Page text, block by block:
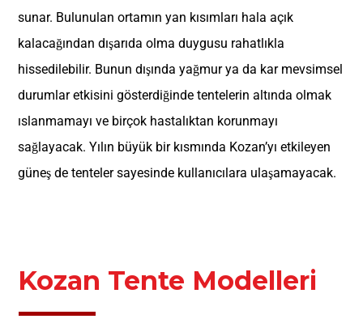
sunar. Bulunulan ortamın yan kısımları hala açık
kalacağından dışarıda olma duygusu rahatlıkla
hissedilebilir. Bunun dışında yağmur ya da kar mevsimsel
durumlar etkisini gösterdiğinde tentelerin altında olmak
ıslanmamayı ve birçok hastalıktan korunmayı
sağlayacak. Yılın büyük bir kısmında Kozan’yı etkileyen
güneş de tenteler sayesinde kullanıcılara ulaşamayacak.
Kozan Tente Modelleri